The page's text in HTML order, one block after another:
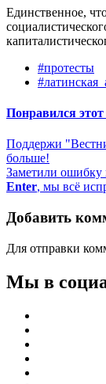
Единственное,
#протесты
Понравился
Поддержи
больше!
Заметили ошибку
Enter, мы всё
Добавить
Для отправки
Мы в